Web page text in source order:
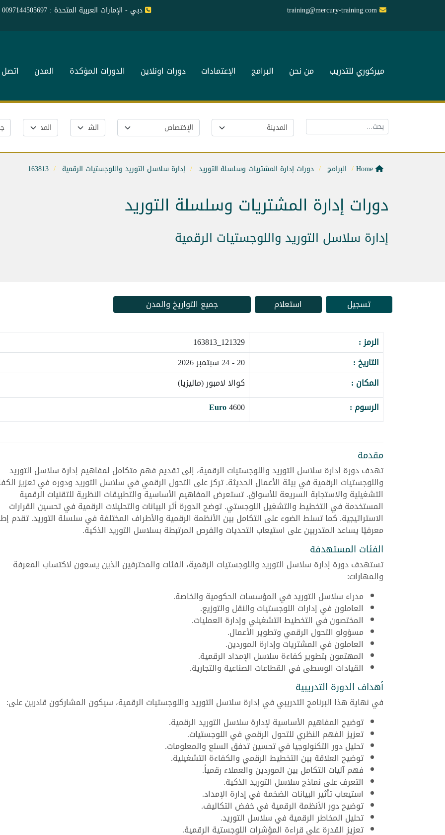
training@mercury-training.com دبي - الإمارات العربية المتحدة : 0097144505697
ميركوري للتدريب من نحن البرامج الإعتمادات دورات اونلاين الدورات المؤكدة المدن اتصل
البرامج دورات إدارة المشتريات وسلسلة التوريد إدارة سلاسل التوريد واللوجستيات الرقمية 163813
دورات إدارة المشتريات وسلسلة التوريد
إدارة سلاسل التوريد واللوجستيات الرقمية
تسجيل استعلام جميع التواريخ والمدن
الرمز :
121329_163813
التاريخ :
20 - 24 سبتمبر 2026
المكان :
كوالا لامبور (ماليزيا)
الرسوم :
4600
Euro
مقدمة
تهدف دورة إدارة سلاسل التوريد واللوجستيات الرقمية، إلى تقديم فهم متكامل لمفاهيم إدارة سلاسل التوريد
واللوجستيات الرقمية في بيئة الأعمال الحديثة. تركز على التحول الرقمي في سلاسل التوريد ودوره في تعزيز
التشغيلية والاستجابة السريعة للأسواق. تستعرض المفاهيم الأساسية والتطبيقات النظرية للتقنيات الرقمية
المستخدمة في التخطيط والتشغيل اللوجستي. توضح الدورة أثر البيانات والتحليلات الرقمية في تحسين القرارات
الاستراتيجية. كما تسلط الضوء على التكامل بين الأنظمة الرقمية والأطراف المختلفة في سلسلة التوريد. تقدم
معرفيًا يساعد المتدربين على استيعاب التحديات والفرص المرتبطة بسلاسل التوريد الذكية.
الفئات المستهدفة
تستهدف دورة إدارة سلاسل التوريد واللوجستيات الرقمية، الفئات والمحترفين الذين يسعون لاكتساب المعرفة
والمهارات:
مدراء سلاسل التوريد في المؤسسات الحكومية والخاصة.
العاملون في إدارات اللوجستيات والنقل والتوزيع.
المختصون في التخطيط التشغيلي وإدارة العمليات.
مسؤولو التحول الرقمي وتطوير الأعمال.
العاملون في المشتريات وإدارة الموردين.
المهتمون بتطوير كفاءة سلاسل الإمداد الرقمية.
القيادات الوسطى في القطاعات الصناعية والتجارية.
أهداف الدورة التدريبية
في نهاية هذا البرنامج التدريبي في إدارة سلاسل التوريد واللوجستيات الرقمية، سيكون المشاركون قادرين على:
توضيح المفاهيم الأساسية لإدارة سلاسل التوريد الرقمية.
تعزيز الفهم النظري للتحول الرقمي في اللوجستيات.
تحليل دور التكنولوجيا في تحسين تدفق السلع والمعلومات.
توضيح العلاقة بين التخطيط الرقمي والكفاءة التشغيلية.
فهم آليات التكامل بين الموردين والعملاء رقمياً.
التعرف على نماذج سلاسل التوريد الذكية.
استيعاب تأثير البيانات الضخمة في إدارة الإمداد.
توضيح دور الأنظمة الرقمية في خفض التكاليف.
تحليل المخاطر الرقمية في سلاسل التوريد.
تعزيز القدرة على قراءة المؤشرات اللوجستية الرقمية.